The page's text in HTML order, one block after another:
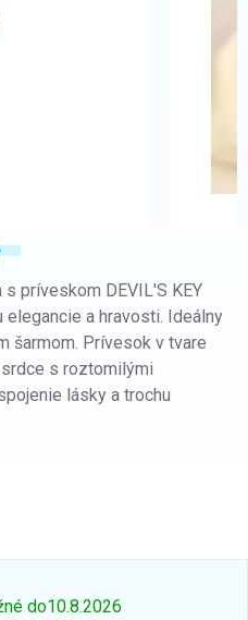
príveskom DEVIL'S KEY
elegancie a hravosti. Ideálny
šarmom. Prívesok v tvare
s roztomilými
lásky a trochu
do10.8.2026